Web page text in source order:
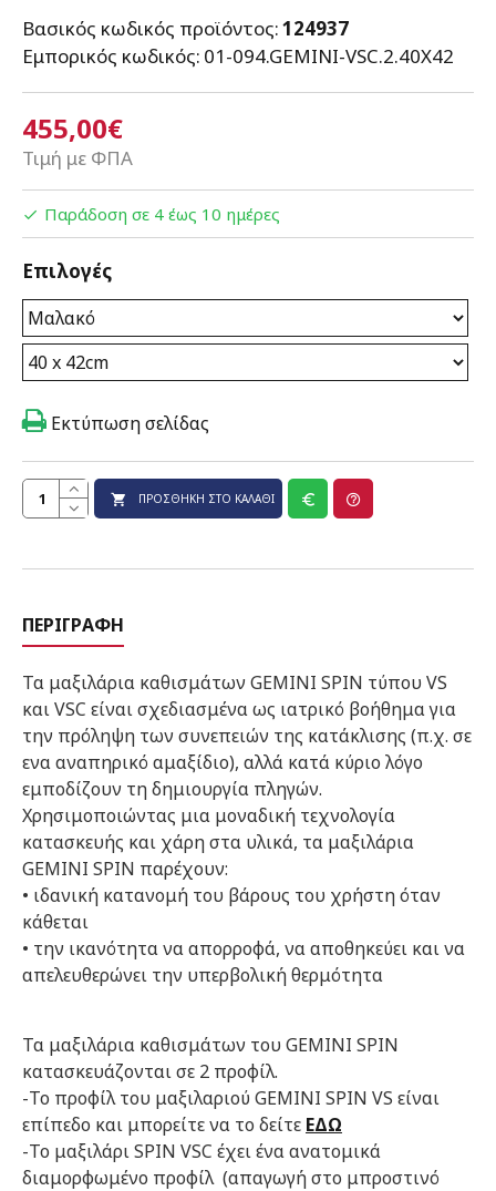
455,00€
Τιμή με ΦΠΑ
Βασικός κωδικός προϊόντος:124937
Εμπορικός κωδικός: 01-094.GEMINI-VSC.2.40X42
Παράδοση σε 4 έως 10 ημέρες
Επιλογές
ΠΡΟΣΘΉΚΗ ΣΤΟ ΚΑΛΆΘΙ
Εκτύπωση σελίδας
ΠΕΡΙΓΡΑΦΉ
Τα μαξιλάρια καθισμάτων GEMINI SPIN τύπου VS
και VSC είναι σχεδιασμένα ως ιατρικό βοήθημα για
την πρόληψη των συνεπειών της κατάκλισης (π.χ. σε
ενα αναπηρικό αμαξίδιο), αλλά κατά κύριο λόγο
εμποδίζουν τη δημιουργία πληγών.
Χρησιμοποιώντας μια μοναδική τεχνολογία
κατασκευής και χάρη στα υλικά, τα μαξιλάρια
GEMINI SPIN παρέχουν:
• ιδανική κατανομή του βάρους του χρήστη όταν
κάθεται
• την ικανότητα να απορροφά, να αποθηκεύει και να
απελευθερώνει την υπερβολική θερμότητα
Τα μαξιλάρια καθισμάτων του GEMINI SPIN
κατασκευάζονται σε 2 προφίλ.
-Το προφίλ του μαξιλαριού GEMINI SPIN VS είναι
επίπεδο και μπορείτε να το δείτε ΕΔΩ
-Το μαξιλάρι SPIN VSC έχει ένα ανατομικά
διαμορφωμένο προφίλ (απαγωγή στο μπροστινό